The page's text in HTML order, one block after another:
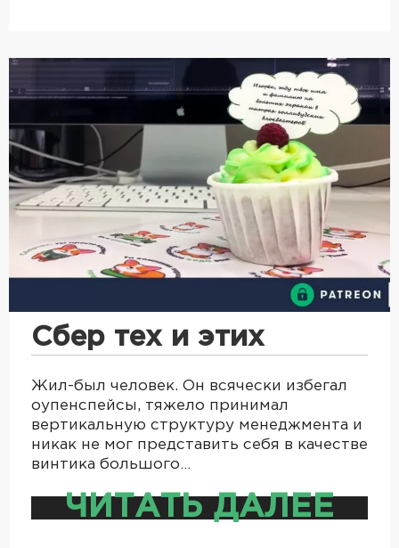
Сбер тех и этих
Жил-был человек. Он всячески избегал
оупенспейсы, тяжело принимал
вертикальную структуру менеджмента и
никак не мог представить себя в качестве
винтика большого…
ЧИТАТЬ ДАЛЕЕ